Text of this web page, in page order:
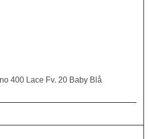
400 Lace Fv. 20 Baby Blå